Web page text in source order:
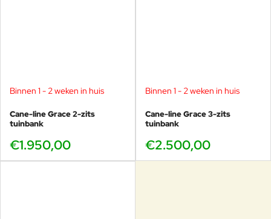
Binnen 1 - 2 weken in huis
Cane-line Grace 2-zits
tuinbank
€1.950,00
Binnen 1 - 2 weken in huis
Cane-line Grace 3-zits
tuinbank
€2.500,00